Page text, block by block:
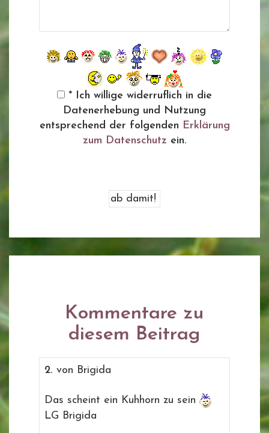
* Ich willige widerruflich in die
Datenerhebung und Nutzung
entsprechend der folgenden Erklärung
zum Datenschutz ein.
Kommentare zu
diesem Beitrag
2. von Brigida
Das scheint ein Kuhhorn zu sein
LG Brigida